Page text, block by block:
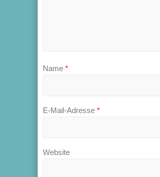
Name *
E-Mail-Adresse *
Website